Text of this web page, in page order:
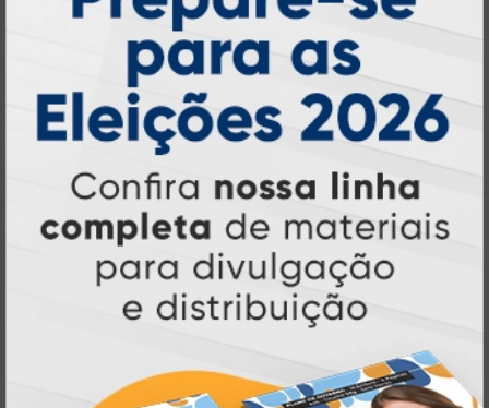
online. Tudo isso para oferecer
agilidade,
qualidade e soluções inteligentesque
atendem às suas necessidades.
Liderança e Qualidade em
Impressão
Prestes a completar três décadas de
inovação e serviços,a Atual Card segue
como referência no mercado gráfico e de
personalização online
, oferecendo
impressão digital e offset de alta
qualidade. Nosso segredo? Umportfólio
completo de produtos personalizados
site intuitivo e fácil de navegar, e entrega
rápida para todo o Brasil
a melhor
experiência de compra e a máxima
satisfação dos nossos clientes.